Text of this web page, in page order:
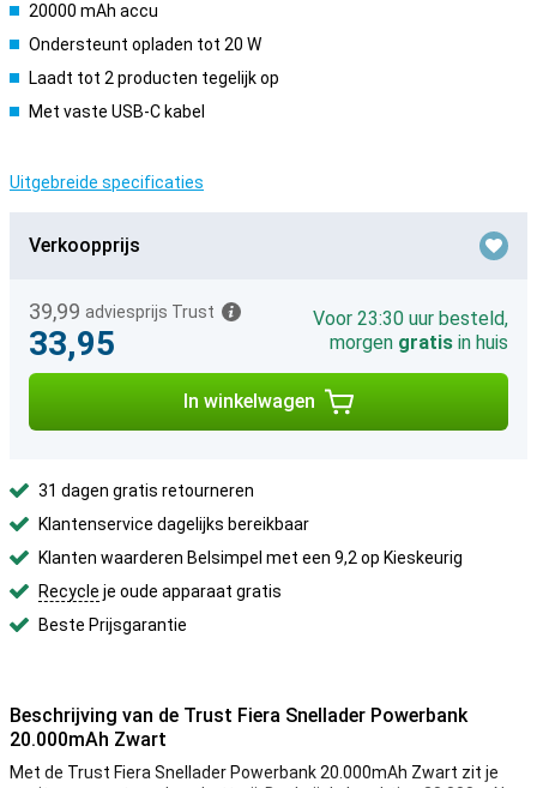
20000 mAh accu
Ondersteunt opladen tot 20 W
Laadt tot 2 producten tegelijk op
Met vaste USB-C kabel
Uitgebreide specificaties
Verkoopprijs
39,99 adviesprijs Trust
33,95
Voor 23:30 uur besteld,
morgen gratis in huis
In winkelwagen
31 dagen gratis retourneren
Klantenservice dagelijks bereikbaar
Klanten waarderen Belsimpel met een 9,2 op Kieskeurig
Recycle je oude apparaat gratis
Beste Prijsgarantie
Beschrijving van de Trust Fiera Snellader Powerbank
20.000mAh Zwart
Met de Trust Fiera Snellader Powerbank 20.000mAh Zwart zit je